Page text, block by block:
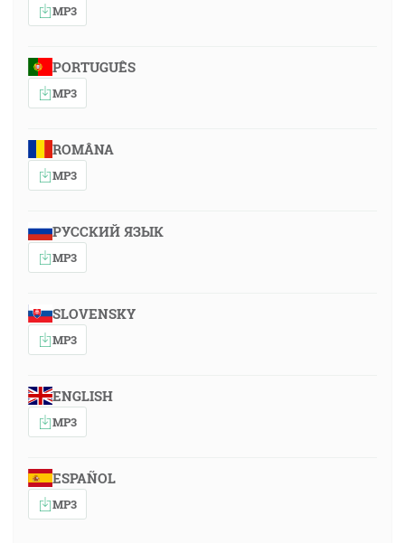
MP3
PORTUGUÊS
MP3
ROMÂNA
MP3
РУССКИЙ ЯЗЫК
MP3
SLOVENSKY
MP3
ENGLISH
MP3
ESPAÑOL
MP3